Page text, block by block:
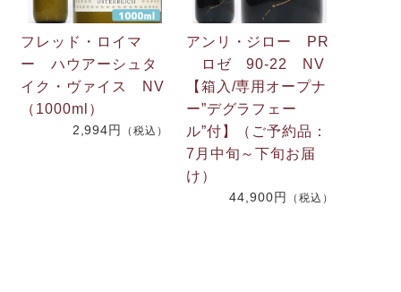
フレッド・ロイマ
ー ハウアーシュタ
イク・ヴァイス NV
（1000ml）
2,994円 （税込）
アンリ・ジロー PR
ロゼ 90-22 NV
【箱入/専用オープナ
ー”デグラフェー
ル”付】（ご予約品：
7月中旬～下旬お届
け）
44,900円 （税込）